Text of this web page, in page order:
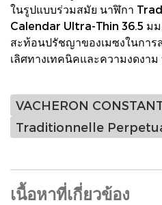
ในรูปแบบร่วมสมัย นาฬิกา
Calendar Ultra-Thin 36.5 มม
สะท้อนปรัชญาของเมซงในการ
เลิศทางเทคนิคและความงดงา
VACHERON
Traditionnelle
เนื้อหาที่เกี่ยวข้อง